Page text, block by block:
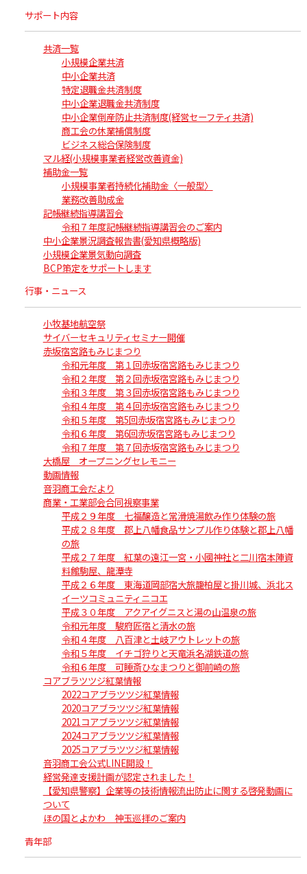
サポート内容
共済一覧
小規模企業共済
中小企業共済
特定退職金共済制度
中小企業退職金共済制度
中小企業倒産防止共済制度(経営セーフティ共済)
商工会の休業補償制度
ビジネス総合保険制度
マル経(小規模事業者経営改善資金)
補助金一覧
小規模事業者持続化補助金〈一般型〉
業務改善助成金
記帳継続指導講習会
令和７年度記帳継続指導講習会のご案内
中小企業景況調査報告書(愛知県概略版)
小規模企業景気動向調査
BCP策定をサポートします
行事・ニュース
小牧基地航空祭
サイバーセキュリティセミナー開催
赤坂宿宮路もみじまつり
令和元年度 第１回赤坂宿宮路もみじまつり
令和２年度 第２回赤坂宿宮路もみじまつり
令和３年度 第３回赤坂宿宮路もみじまつり
令和４年度 第４回赤坂宿宮路もみじまつり
令和５年度 第5回赤坂宿宮路もみじまつり
令和６年度 第6回赤坂宿宮路もみじまつり
令和７年度 第７回赤坂宿宮路もみじまつり
大橋屋 オープニングセレモニー
動画情報
音羽商工会だより
商業・工業部会合同視察事業
平成２９年度 七福醸造と常滑焼湯飲み作り体験の旅
平成２８年度 郡上八幡食品サンプル作り体験と郡上八幡
の旅
平成２７年度 紅葉の遠江一宮・小國神社と二川宿本陣資
料館駒屋、龍潭寺
平成２６年度 東海道岡部宿大旅籠柏屋と掛川城、浜北ス
イーツコミュニティニコエ
平成３０年度 アクアイグニスと湯の山温泉の旅
令和元年度 駿府匠宿と清水の旅
令和４年度 八百津と土岐アウトレットの旅
令和５年度 イチゴ狩りと天竜浜名湖鉄道の旅
令和６年度 可睡斎ひなまつりと御前崎の旅
コアブラツツジ紅葉情報
2022コアブラツツジ紅葉情報
2020コアブラツツジ紅葉情報
2021コアブラツツジ紅葉情報
2024コアブラツツジ紅葉情報
2025コアブラツツジ紅葉情報
音羽商工会公式LINE開設！
経営発達支援計画が認定されました！
【愛知県警察】企業等の技術情報流出防止に関する啓発動画に
ついて
ほの国とよかわ 神玉巡拝のご案内
青年部